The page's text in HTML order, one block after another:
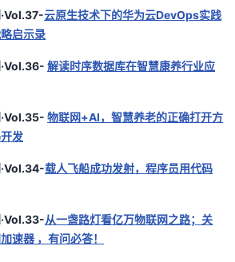
·Vol.37-云原生技术下的华为云DevOps实践
启示录
·Vol.36- 解读时序数据库在智慧康养行业应
·Vol.35- 物联网+AI，智慧养老的正确打开方
发
·Vol.34-载人飞船成功发射，程序员用代码
·Vol.33-从一盏路灯看亿万物联网之路；关
速器 ，有问必答！